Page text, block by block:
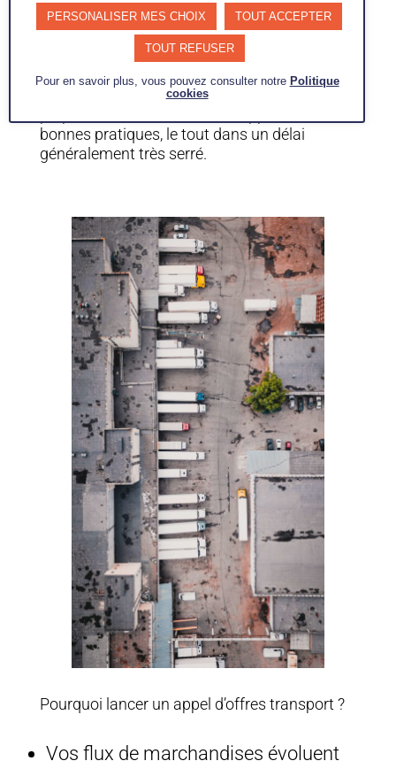
Mener un appel d’offres transport ne
s’improvise pas !
L’atteinte des objectifs est conditionnée à une
bonnes pratiques, le tout dans un délai
généralement très serré.
Pourquoi lancer un appel d’offres transport ?
Vos flux de marchandises évoluent
PERSONALISER MES CHOIX
TOUT ACCEPTER
TOUT REFUSER
Pour en savoir plus, vous pouvez consulter notre Politique
cookies